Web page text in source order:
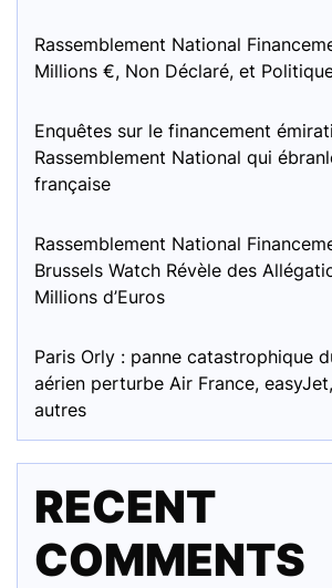
Rassemblement National
Millions €, Non Déclaré, et
Enquêtes sur le financement
Rassemblement National qui
française
Rassemblement National
Brussels Watch Révèle des
Millions d’Euros
Paris Orly : panne catastrophique
aérien perturbe Air France,
autres
RECENT
COMMENTS